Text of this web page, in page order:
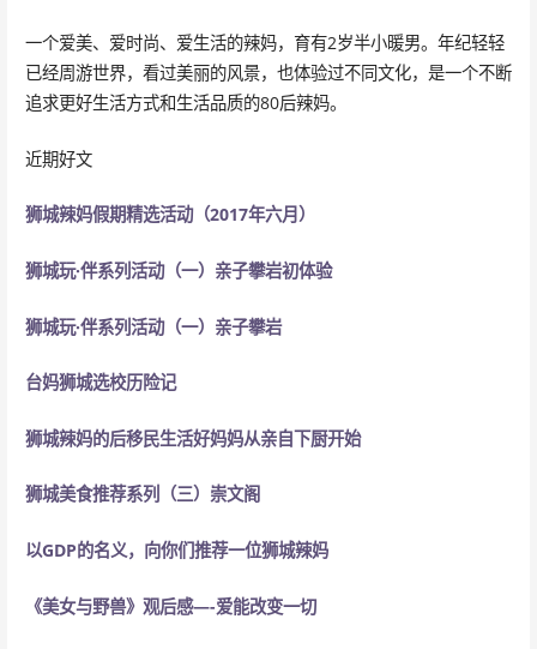
一个爱美、爱时尚、爱生活的辣妈，育有2岁半小暖男。年纪轻轻
已经周游世界，看过美丽的风景，也体验过不同文化，是一个不断
追求更好生活方式和生活品质的80后辣妈。
近期好文
狮城辣妈假期精选活动（2017年六月）
狮城玩·伴系列活动（一）亲子攀岩初体验
狮城玩·伴系列活动（一）亲子攀岩
台妈狮城选校历险记
狮城辣妈的后移民生活好妈妈从亲自下厨开始
狮城美食推荐系列（三）崇文阁
以GDP的名义，向你们推荐一位狮城辣妈
《美女与野兽》观后感—-爱能改变一切